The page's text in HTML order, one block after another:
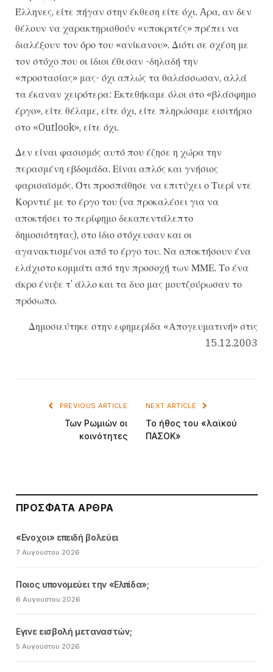
Έλληνες, είτε πήγαν στην έκθεση είτε όχι. Aρα, αν δεν
θέλουν να χαρακτηρισθούν «υποκριτές» πρέπει να
διαλέξουν τον όρο του «ανίκανου». Διότι σε σχέση με
τον στόχο που οι ίδιοι έθεσαν -δηλαδή την
«προστασίας» μας- όχι απλώς τα θαλάσσωσαν, αλλά
τα έκαναν χειρότερα: Εκτεθήκαμε όλοι στο «βλάσφημο
έργο», είτε θέλαμε, είτε όχι, είτε πληρώσαμε εισιτήριο
στο «Outlook», είτε όχι.
Δεν είναι φασισμός αυτό που έζησε η χώρα την
περασμένη εβδομάδα. Είναι απλός και γνήσιος
φαρισαϊσμός. Ότι προσπάθησε να επιτύχει ο Τιερί ντε
Κορντιέ με το έργο του (να προκαλέσει για να
αποκτήσει το περίφημο δεκαπεντάλεπτο
δημοσιότητας), στο ίδιο στόχευσαν και οι
αγανακτισμένοι από το έργο του. Να αποκτήσουν ένα
ελάχιστο κομμάτι από την προσοχή των ΜΜΕ. Το ένα
άκρο ένιψε τ’ άλλο και τα δυο μας μουτζούρωσαν το
πρόσωπο.
Δημοσιεύτηκε στην εφημερίδα «Απογευματινή» στις
15.12.2003
PREVIOUS ARTICLE
Των Ρωμιών οι
κοινότητες
NEXT ARTICLE
Το ήθος του «λαϊκού
ΠΑΣΟΚ»
ΠΡΌΣΦΑΤΑ ΆΡΘΡΑ
«Ενοχοι» επειδή βολεύει
7 Αυγούστου 2026
Ποιος υπονομεύει την «Ελπίδα»;
6 Αυγούστου 2026
Εγινε εισβολή μεταναστών;
5 Αυγούστου 2026